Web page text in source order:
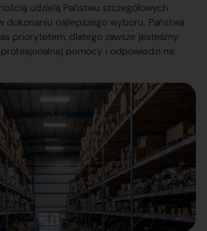
udzielą Państwu szczegółowych
dokonaniu najlepszego wyboru. Państwa
priorytetem, dlatego zawsze jesteśmy
pomocy i odpowiedzi na